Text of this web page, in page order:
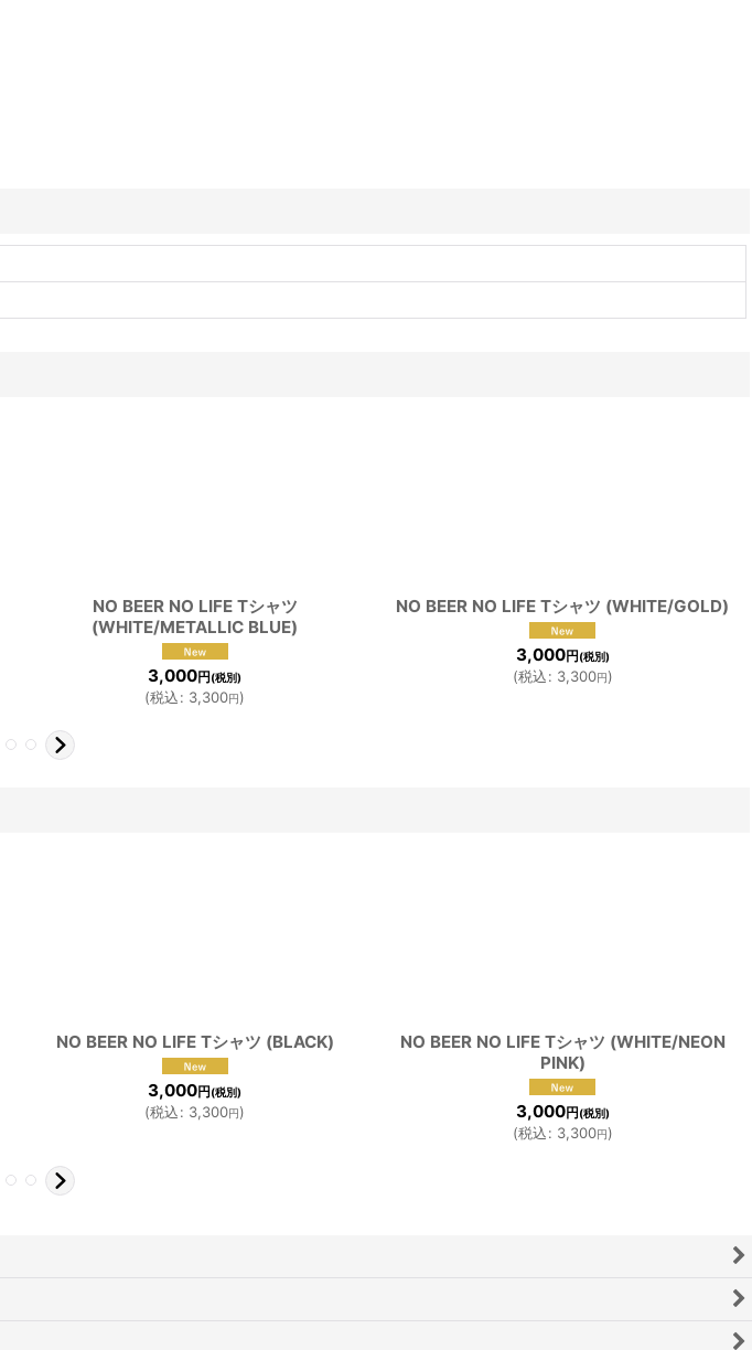
NO BEER NO LIFE Tシャツ
(WHITE/METALLIC BLUE)
3,000円 (税別)
(税込: 3,300円)
NO BEER NO LIFE Tシャツ (WHITE/GOLD)
3,000円 (税別)
(税込: 3,300円)
NO BEER NO LIFE Tシャツ (BLACK)
3,000円 (税別)
(税込: 3,300円)
NO BEER NO LIFE Tシャツ (WHITE/NEON
PINK)
3,000円 (税別)
(税込: 3,300円)